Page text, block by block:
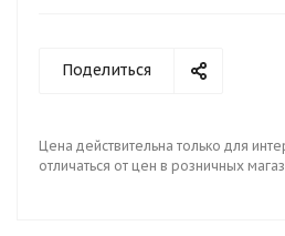
Поделиться
Цена действительна только для
отличаться от цен в розничных